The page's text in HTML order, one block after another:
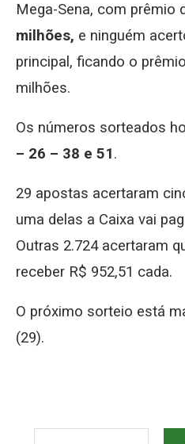
Mega-Sena, com prêmio
milhões, e ninguém
principal, ficando o
milhões.
Os números sorteados
– 26 – 38 e 51.
29 apostas acertaram
uma delas a Caixa vai
Outras 2.724 acertaram
receber R$ 952,51 cada.
O próximo sorteio está
(29).